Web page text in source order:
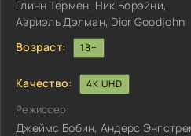
Глинн Тёрмен, Ник Борэйни,
Азриэль Дэлман, Dior Goodjohn
Возраст:
18+
Качество: 4K UHD
Режиссер:
Джеймс Бобин, Андерс